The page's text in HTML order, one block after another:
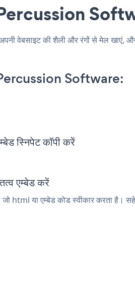
वेबसाइट की शैली और रंगों से मेल खाएं,
Software:
स्निपेट कॉपी करें
एम्बेड करें
या एम्बेड कोड स्वीकार करता है।